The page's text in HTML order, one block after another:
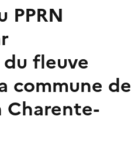
PPRN
fleuve
commune de
Charente-